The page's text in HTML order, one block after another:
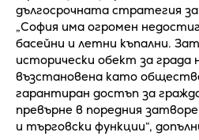
дългосрочната стратегия
„София има огромен
басейни и летни къпални.
исторически обект за града
възстановена като
гарантиран достъп за
превърне в поредния
и търговски функции“,